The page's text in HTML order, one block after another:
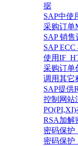
据
SAP中使
采购订单
SAP 销
SAP
使用
采购订单
调用其它
SAP提供
控制网站
RSA加解
密码保护
密码保护